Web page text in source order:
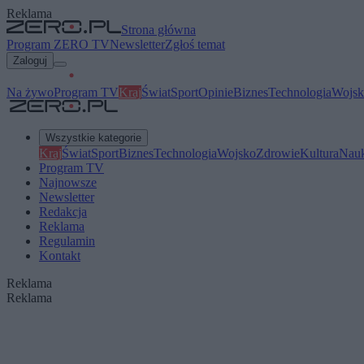
Reklama
Strona główna
Program ZERO TVNewsletterZgłoś temat
Zaloguj
Na żywoProgram TVKrajŚwiatSportOpinieBiznesTechnologia
Wszystkie kategorie
KrajŚwiatSportBiznesTechnologiaWojskoZdrowieKultura
Program TV
Najnowsze
Newsletter
Redakcja
Reklama
Regulamin
Kontakt
Reklama
Reklama